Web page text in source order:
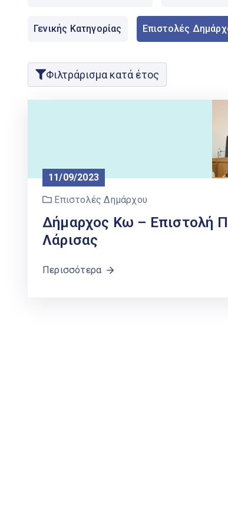
Γενικής Κατηγορίας Επιστολές
Φιλτράρισμα κατά έτος
11/09/2023
Επιστολές Δημάρχου
Δήμαρχος Κω – Επιστολή
Λάρισας
Περισσότερα